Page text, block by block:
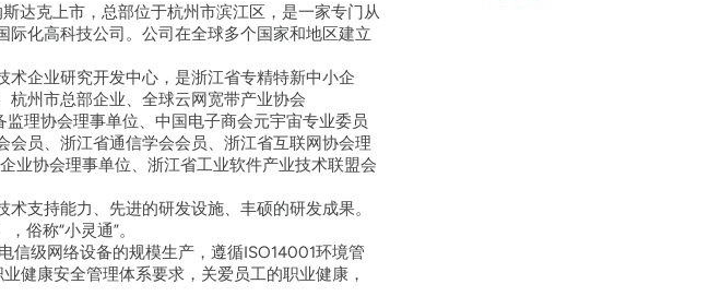
达克上市，总部位于杭州市滨江区，是一家专门从
化高科技公司。公司在全球多个国家和地区建立
企业研究开发中心，是浙江省专精特新中小企
杭州市总部企业、全球云网宽带产业协会
监理协会理事单位、中国电子商会元宇宙专业委员
员、浙江省通信学会会员、浙江省互联网协会理
业协会理事单位、浙江省工业软件产业技术联盟会
支持能力、先进的研发设施、丰硕的研发成果。
俗称“小灵通”。
信级网络设备的规模生产，遵循ISO14001环境管
健康安全管理体系要求，关爱员工的职业健康，